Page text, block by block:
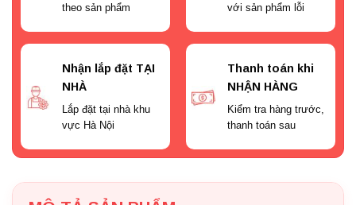
theo sản phẩm
với sản phẩm lỗi
Nhận lắp đặt TẠI
NHÀ
Lắp đặt tại nhà khu
vực Hà Nội
Thanh toán khi
NHẬN HÀNG
Kiểm tra hàng trước,
thanh toán sau